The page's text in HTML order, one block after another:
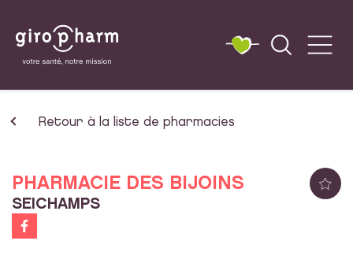
Retour à la liste de pharmacies
PHARMACIE DES BIJOINS
SEICHAMPS